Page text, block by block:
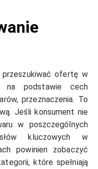
ofertę w
na podstawie cech
przeznaczenia. To
Jeśli konsument nie
w poszczególnych
kluczowych w
powinien zobaczyć
które spełniają